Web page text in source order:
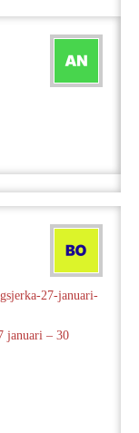
27-januari-
januari – 30